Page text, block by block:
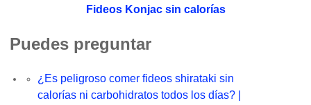
Fideos Konjac sin calorías
Puedes preguntar
¿Es peligroso comer fideos shirataki sin
calorías ni carbohidratos todos los días? |